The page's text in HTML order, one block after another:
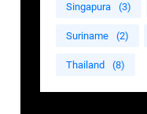
Singapura (3)
Suriname (2)
Thailand (8)